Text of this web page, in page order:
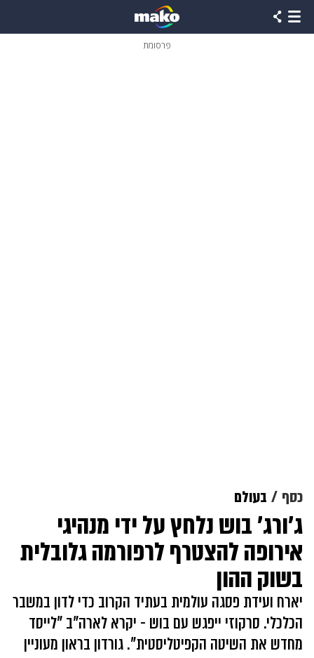
פרסומת
כסף בעולם
ג'ורג' בוש נלחץ על ידי מנהיגי
אירופה להצטרף לרפורמה גלובלית
בשוק ההון
יארח ועידת פסגה עולמית בעתיד הקרוב כדי לדון במשבר
הכלכלי. סרקוזי ייפגש עם בוש - יקרא לארה"ב "לייסד
מחדש את השיטה הקפיטליסטית". גורדון בראון מעוניין